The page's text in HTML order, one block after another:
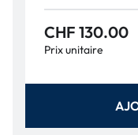
CHF 130.00
Prix unitaire